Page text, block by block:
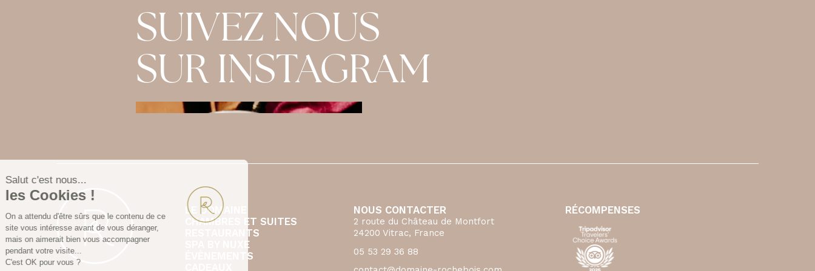
SUIVEZ NOUS
SUR INSTAGRAM
LE DOMAINE
CHAMBRES ET SUITES
RESTAURANTS
SPA BY NUXE
ÉVÈNEMENTS
NOUS CONTACTER
2 route du Château de Montfort
24200 Vitrac, France
05 53 29 36 88
RÉCOMPENSES